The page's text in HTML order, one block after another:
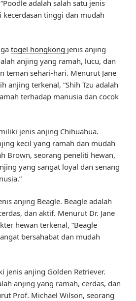
adalah salah satu jenis
tinggi dan mudah
togel hongkong jenis anjing
anjing yang ramah, lucu, dan
teman sehari-hari. Menurut Jane
anjing terkenal, “Shih Tzu adalah
terhadap manusia dan cocok
jenis anjing Chihuahua.
kecil yang ramah dan mudah
Brown, seorang peneliti hewan,
yang sangat loyal dan senang
anjing Beagle. Beagle adalah
dan aktif. Menurut Dr. Jane
hewan terkenal, “Beagle
bersahabat dan mudah
jenis anjing Golden Retriever.
anjing yang ramah, cerdas, dan
Prof. Michael Wilson, seorang